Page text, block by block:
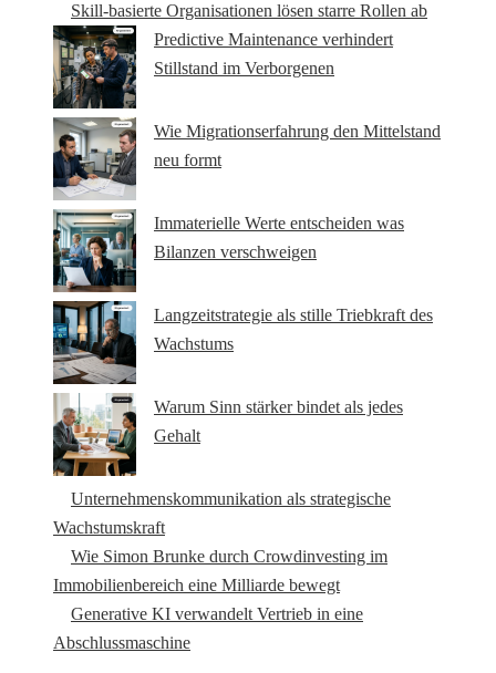
Skill-basierte Organisationen lösen starre Rollen ab
Predictive Maintenance verhindert
Stillstand im Verborgenen
Wie Migrationserfahrung den Mittelstand
neu formt
Immaterielle Werte entscheiden was
Bilanzen verschweigen
Langzeitstrategie als stille Triebkraft des
Wachstums
Warum Sinn stärker bindet als jedes
Gehalt
Unternehmenskommunikation als strategische
Wachstumskraft
Wie Simon Brunke durch Crowdinvesting im
Immobilienbereich eine Milliarde bewegt
Generative KI verwandelt Vertrieb in eine
Abschlussmaschine